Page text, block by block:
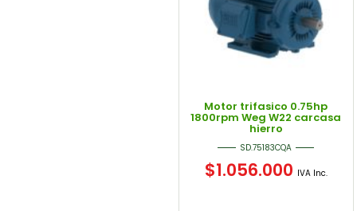
Motor trifasico 0.75hp
1800rpm Weg W22 carcasa
hierro
SD.75183CQA
$1.056.000 IVA Inc.